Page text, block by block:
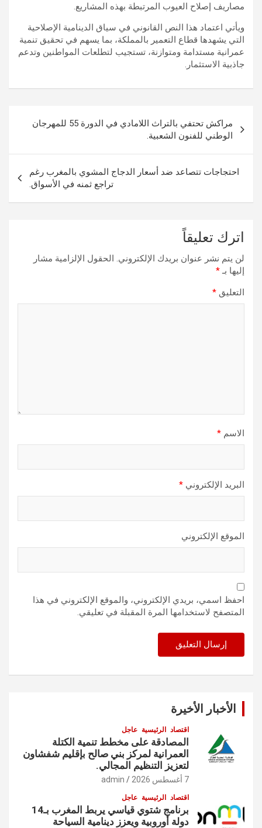
مصاريف إصلاح العيوب المرتبطة بهذه المشاريع.
ويأتي اعتماد هذا النص القانوني في سياق الدينامية الإصلاحية
التي يشهدها قطاع التعمير بالمملكة، بما يسهم في تحقيق تنمية
عمرانية مستدامة ومتوازنة، تستجيب لتطلعات المواطنين وتدعم
جاذبية الاستثمار.
المقالات
مراكش تحتفي بالتراث اللامادي في الدورة 55 للمهرجان
الوطني للفنون الشعبية.
احتجاجات تتصاعد ضد أسعار الدجاج المشوي بالمغرب رغم
تراجع ثمنه في الأسواق.
اترك تعليقاً
لن يتم نشر عنوان بريدك الإلكتروني. الحقول الإلزامية مشار
إليها بـ*
التعليق *
الاسم *
البريد الإلكتروني *
الموقع الإلكتروني
احفظ اسمي، بريدي الإلكتروني، والموقع الإلكتروني في هذا
المتصفح لاستخدامها المرة المقبلة في تعليقي.
الأخبار الأخيرة
اقتصاد الرئيسية عاجل
المصادقة على مخطط تنمية الكتلة
العمرانية لمركز بني صالح بإقليم شفشاون
لتعزيز التنظيم المجالي.
7 أغسطس 2026 admin
اقتصاد الرئيسية عاجل
برنامج شتوي قياسي يربط المغرب بـ14
دولة أوروبية ويعزز دينامية السياحة